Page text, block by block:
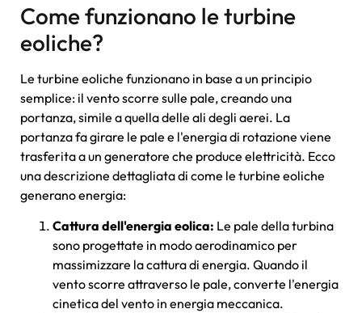
Come funzionano le turbine
eoliche?
Le turbine eoliche funzionano in base a un principio
semplice: il vento scorre sulle pale, creando una
portanza, simile a quella delle ali degli aerei. La
portanza fa girare le pale e l'energia di rotazione viene
trasferita a un generatore che produce elettricità. Ecco
una descrizione dettagliata di come le turbine eoliche
generano energia:
Cattura dell'energia eolica: Le pale della turbina
sono progettate in modo aerodinamico per
massimizzare la cattura di energia. Quando il
vento scorre attraverso le pale, converte l'energia
cinetica del vento in energia meccanica.